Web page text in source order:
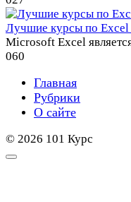
Лучшие курсы по Excel
Microsoft Excel
060
Главная
Рубрики
О сайте
© 2026 101 Курс